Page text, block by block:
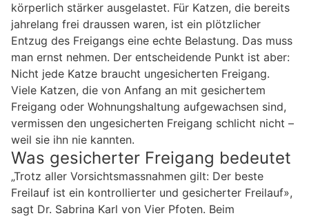
körperlich stärker ausgelastet. Für Katzen, die bereits
jahrelang frei draussen waren, ist ein plötzlicher
Entzug des Freigangs eine echte Belastung. Das muss
man ernst nehmen. Der entscheidende Punkt ist aber:
Nicht jede Katze braucht ungesicherten Freigang.
Viele Katzen, die von Anfang an mit gesichertem
Freigang oder Wohnungshaltung aufgewachsen sind,
vermissen den ungesicherten Freigang schlicht nicht –
weil sie ihn nie kannten.
Was gesicherter Freigang bedeutet
„Trotz aller Vorsichtsmassnahmen gilt: Der beste
Freilauf ist ein kontrollierter und gesicherter Freilauf»,
sagt Dr. Sabrina Karl von Vier Pfoten. Beim